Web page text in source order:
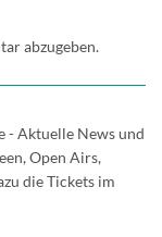
abzugeben.
- Aktuelle News und
Open Airs,
die Tickets im